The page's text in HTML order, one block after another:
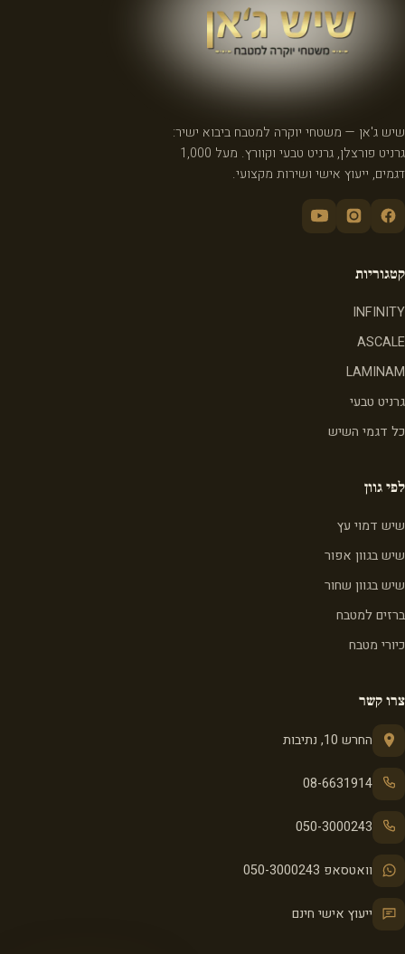
שיש ג'אן — משטחי יוקרה למטבח ביבוא ישיר:
גרניט פורצלן, גרניט טבעי וקוורץ. מעל 1,000
דגמים, ייעוץ אישי ושירות מקצועי.
קטגוריות
INFINITY
ASCALE
LAMINAM
גרניט טבעי
כל דגמי השיש
לפי גוון
שיש דמוי עץ
שיש בגוון אפור
שיש בגוון שחור
ברזים למטבח
כיורי מטבח
צרו קשר
החרש 10, נתיבות
08-6631914
050-3000243
וואטסאפ 050-3000243
ייעוץ אישי חינם